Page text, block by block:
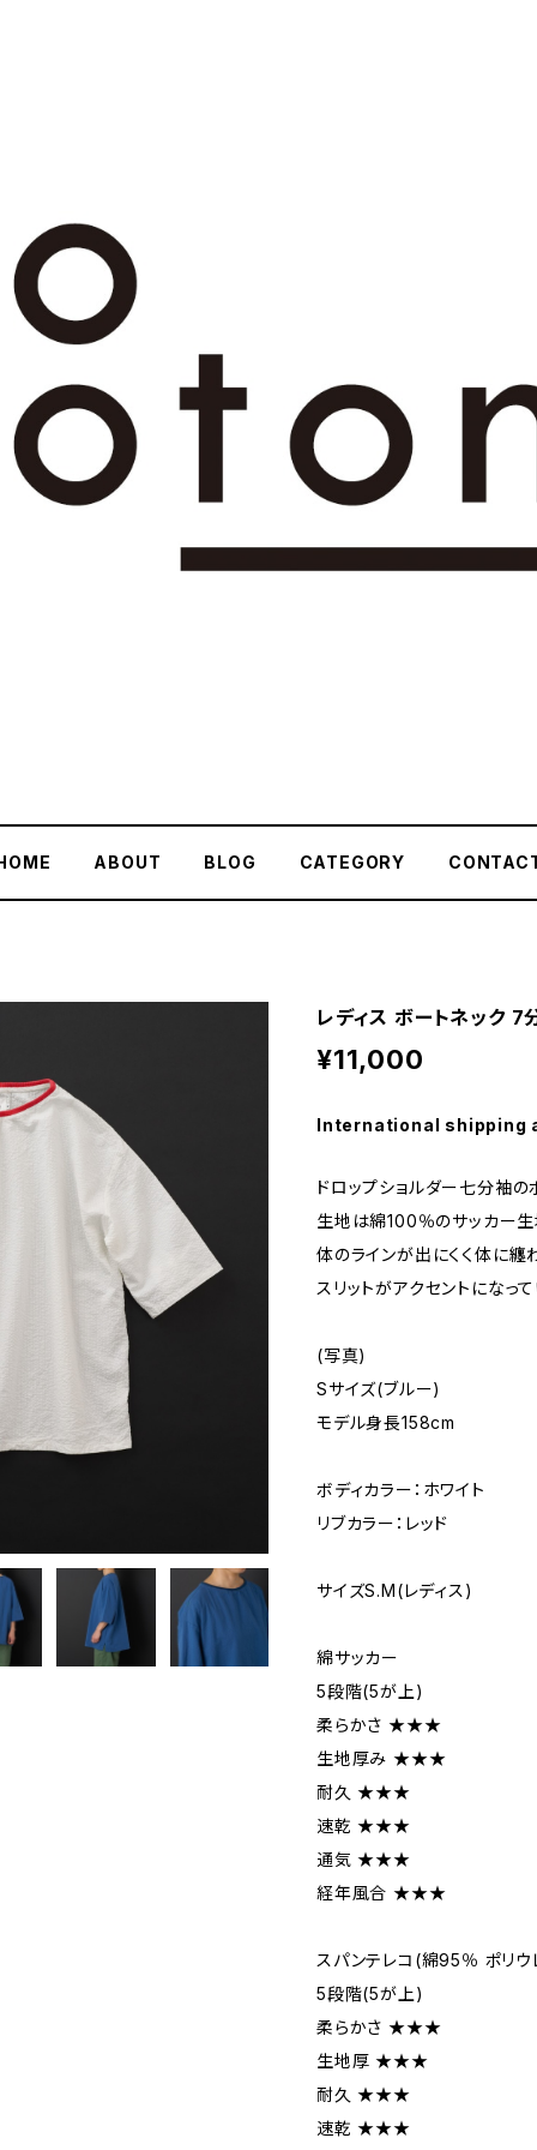
ABOUT BLOG CATEGORY
レディス ボートネック
¥11,000
International shipping
ドロップショルダー七分袖の
生地は綿100％のサッカー
体のラインが出にくく体に纏
スリットがアクセントになって
(写真)
Sサイズ(ブルー)
モデル身長158cm
ボディカラー：ホワイト
リブカラー：レッド
サイズS.M(レディス)
綿サッカー
5段階(5が上)
柔らかさ ★★★
生地厚み ★★★
耐久 ★★★
速乾 ★★★
通気 ★★★
経年風合 ★★★
スパンテレコ(綿95％ ポリウ
5段階(5が上)
柔らかさ ★★★
生地厚 ★★★
耐久 ★★★
速乾 ★★★